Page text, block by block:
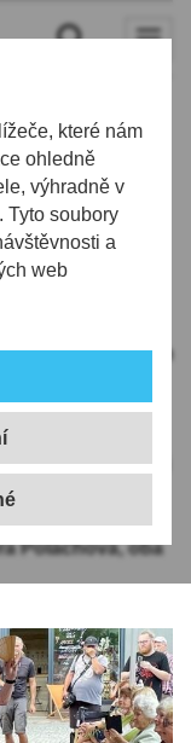
které nám
ohledně
výhradně v
Tyto soubory
a
web
přenese z
pořádají
v libereckém
světa
19. srpna
60+, aby se
a přenesli
Liberce.
a čestným
Poláchová, oba